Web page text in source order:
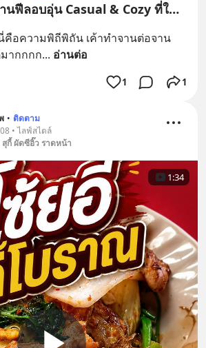
นฟีลอบอุ่น Casual & Cozy ที่ให้
มานั่งทานข้าวบ้านญาติสนิท
คือความพิถีพิถัน เค้าทำจานต่อจาน
ากกกก... อ่านต่อ
1 1
• ติดตาม
• ไลฟ์สไตล์
สุกี้ ผัดซีอิ๊ว ราดหน้า
1:34